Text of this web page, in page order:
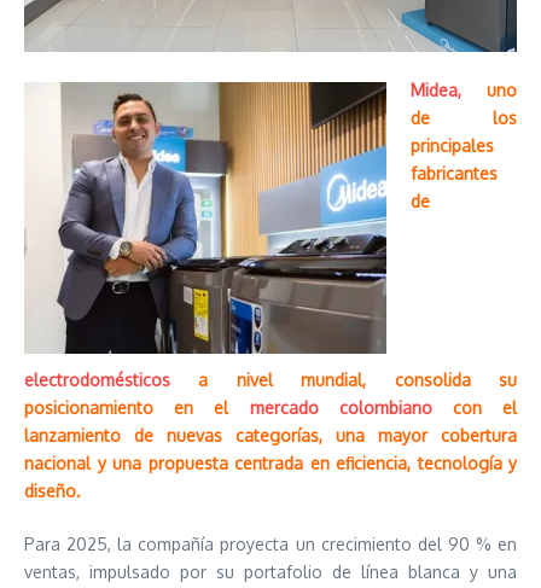
Midea, uno
de los
principales
fabricantes
de
electrodomésticos a nivel mundial, consolida su
posicionamiento en el mercado colombianocon el
lanzamiento de nuevas categorías, una mayor cobertura
nacional y una propuesta centrada en eficiencia, tecnología y
diseño.
Para 2025, la compañía proyecta un crecimiento del 90 % en
ventas, impulsado por su portafolio de línea blanca y una